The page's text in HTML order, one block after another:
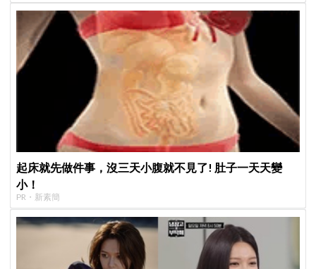
起床就先做件事，沒三天小腹就不見了! 肚子一天天變
小！
PR・新素簡